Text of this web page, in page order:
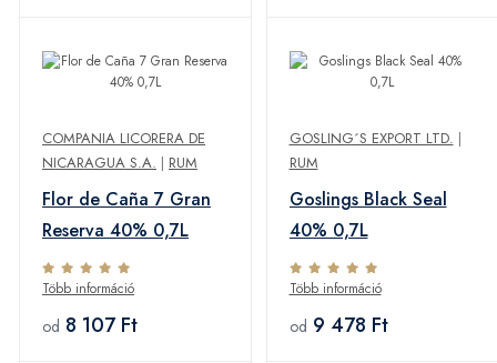
COMPANIA LICORERA DE
NICARAGUA S.A. | RUM
Flor de Caña 7 Gran
Reserva 40% 0,7L
Több információ
od 8 107 Ft
GOSLING´S EXPORT LTD. |
RUM
Goslings Black Seal
40% 0,7L
Több információ
od 9 478 Ft